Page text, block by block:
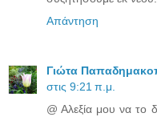
Απάντηση
Γιώτα
στις 9:21 π.μ.
@ Αλεξία μου να το